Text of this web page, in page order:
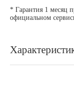
* Гарантия 1 месяц
официальном